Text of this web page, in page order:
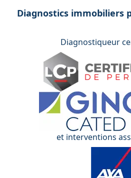
énergétique
Diagnostics immobiliers
Diagnostiqueur
et interventions